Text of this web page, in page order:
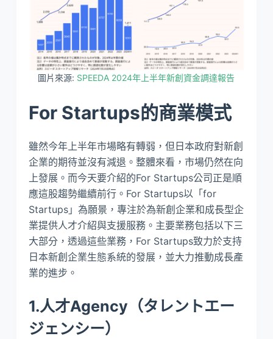
圖片來源: SPEEDA 2024年上半年新創資金調達報告
For Startups的商業模式
雖然今年上半年市場略有轉弱，但日本政府對新創
企業的期待並沒有減退。整體來看，市場仍然在向
上發展。而今天要介紹的For Startups公司正是順
應這股趨勢繼續前行。For Startups以「for
Startups」為願景，專注於為新創企業和成長型企
業提供人才介紹與支援服務。主要業務包括以下三
大部分，透過這些業務，For Startups致力於支持
日本新創企業生態系統的發展，並大力推動成長產
業的進步。
1.人才Agency（タレントエー
ジェンシー）